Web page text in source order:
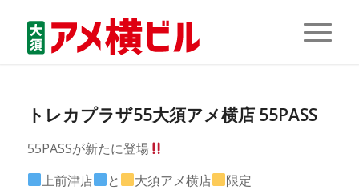
トレカプラザ55大須アメ横店 55PASS
55PASSが新たに登場
上前津店
と 大須アメ横店
限定